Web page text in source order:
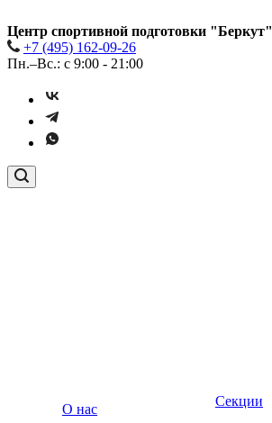
Центр спортивной подготовки "Беркут"
+7 (495) 162-09-26
Пн.–Вс.: с 9:00 - 21:00
О нас
Секции